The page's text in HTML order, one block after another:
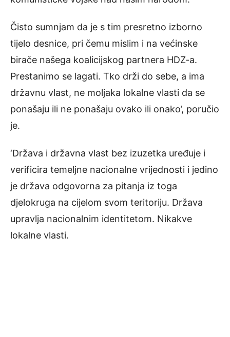
Čisto sumnjam da je s tim presretno izborno
tijelo desnice, pri čemu mislim i na većinske
birače našega koalicijskog partnera HDZ-a.
Prestanimo se lagati. Tko drži do sebe, a ima
državnu vlast, ne moljaka lokalne vlasti da se
ponašaju ili ne ponašaju ovako ili onako’, poručio
je.
‘Država i državna vlast bez izuzetka uređuje i
verificira temeljne nacionalne vrijednosti i jedino
je država odgovorna za pitanja iz toga
djelokruga na cijelom svom teritoriju. Država
upravlja nacionalnim identitetom. Nikakve
lokalne vlasti.